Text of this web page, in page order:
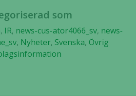
som
, IR, news-cus-ator4066_sv, news-
, Nyheter, Svenska, Övrig
med dig av dina
intressen och ditt
beteende när du
surfar ökar du